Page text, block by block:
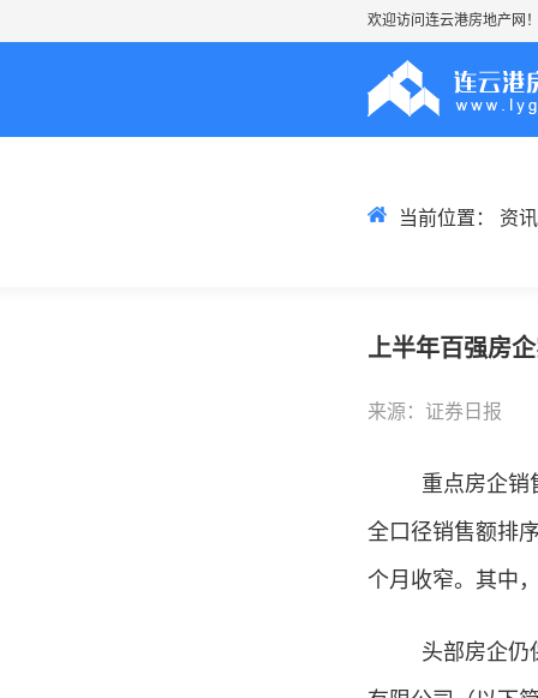
欢迎访问连云港房地产网
当前位置： 资讯
上半年百强房
来源：证券日报
重点房企销
全口径销售额排
个月收窄。其中
头部房企仍